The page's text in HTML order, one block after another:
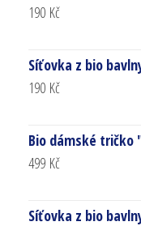
190 Kč
Síťovka z bio
190 Kč
Bio dámské tričko
499 Kč
Síťovka z bio